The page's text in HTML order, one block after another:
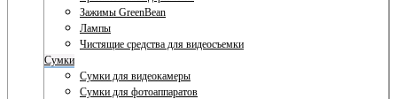
Зажимы GreenBean
Лампы
Чистящие средства для видеосъемки
Сумки
Сумки для видеокамеры
Сумки для фотоаппаратов